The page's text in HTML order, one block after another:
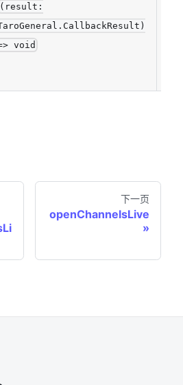
(result:
void
下一页
openChannelsLive